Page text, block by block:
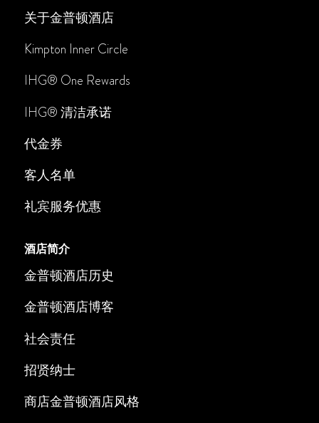
关于金普顿酒店
Kimpton Inner Circle
IHG® One Rewards
IHG®清洁承诺
代金券
客人名单
礼宾服务优惠
酒店简介
金普顿酒店历史
金普顿酒店博客
社会责任
招贤纳士
商店金普顿酒店风格